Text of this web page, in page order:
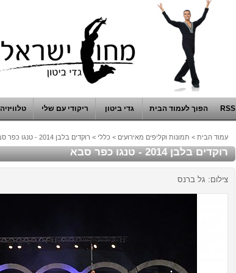
RSS הפוך לעמוד הבית גדי ביטון ריקודי עם שלי טלוויזיה
עמוד הבית > תמונות וקליפים מאירועים > כללי > רוקדים בלבן 2014 - טנגו כפר סבא
רוקדים בלבן 2014 - טנגו כפר סבא
צילום: גל ברנס